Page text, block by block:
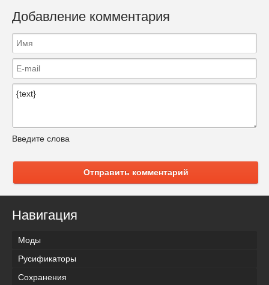
Добавление комментария
Введите слова
Отправить комментарий
Навигация
Моды
Русификаторы
Сохранения